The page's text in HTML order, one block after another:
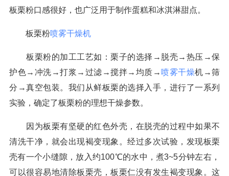
板栗粉口感很好，也广泛用于制作蛋糕和冰淇淋甜点。
板栗粉喷雾干燥机
板栗粉的加工工艺如：栗子的选择→脱壳→热压→保
护色→冲洗→打浆→过滤→搅拌→均质→ 喷雾干燥机→筛
分→真空包装。我们从鲜板栗的选择入手，进行了一系列
实验，确定了板栗粉的理想干燥参数。
因为板栗有坚硬的红色外壳，在脱壳的过程中如果不
清洗干净，就会出现褐变现象。经过多次试验，发现板栗
壳有一个小缝隙，放入约100℃的水中，煮3~5分钟左右，
可以很容易地清除板栗壳，板栗仁没有发生褐变现象。这